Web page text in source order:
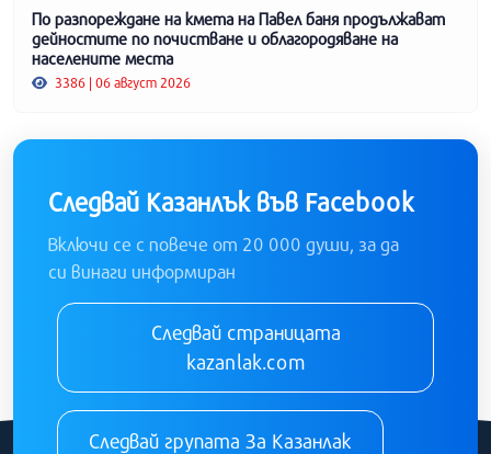
По разпореждане на кмета на Павел баня продължават
дейностите по почистване и облагородяване на
населените места
3386 | 06 август 2026
Следвай Казанлък във Facebook
Включи се с повече от 20 000 души, за да
си винаги информиран
Следвай страницата
kazanlak.com
Следвай групата За Казанлак